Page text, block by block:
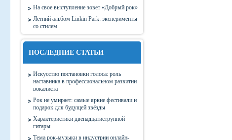
На свое выступление зовет «Добрый рок»
Летний альбом Linkin Park: эксперименты
со стилем
ПОСЛЕДНИЕ СТАТЬИ
Искусство постановки голоса: роль
наставника в профессиональном развитии
вокалиста
Рок не умирает: самые яркие фестивали и
подарок для будущей звёзды
Характеристики двенадцатиструнной
гитары
Тема рок-музыки в индустрии онлайн-